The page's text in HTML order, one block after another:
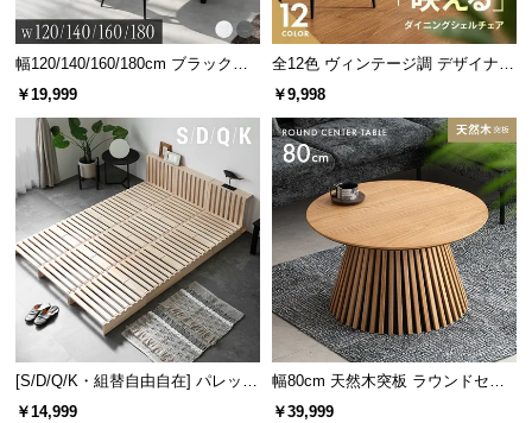
幅120/140/160/180cm ブラックフ
レーム ダイニング 大理石調 4人掛
￥19,999
全12色 ヴィンテージ調 デザイナー
ズシェルチェア
￥9,998
[S/D/Q/K・組替自由自在] パレット
ベッド 8/12/16枚セット
￥14,999
幅80cm 天然木突板 ラウンドセン
ターテーブル 美しい格子デザイン
￥39,999